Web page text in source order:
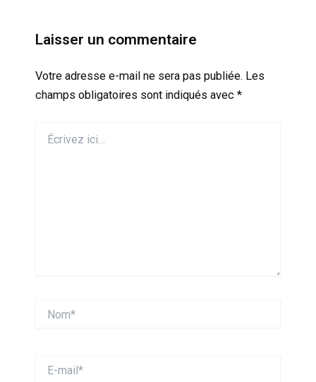
Laisser un commentaire
Votre adresse e-mail ne sera pas publiée. Les
champs obligatoires sont indiqués avec *
ici…
mail*